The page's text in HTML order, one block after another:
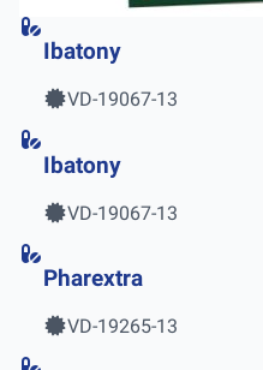
Ibatony
VD-19067-13
Ibatony
VD-19067-13
Pharextra
VD-19265-13